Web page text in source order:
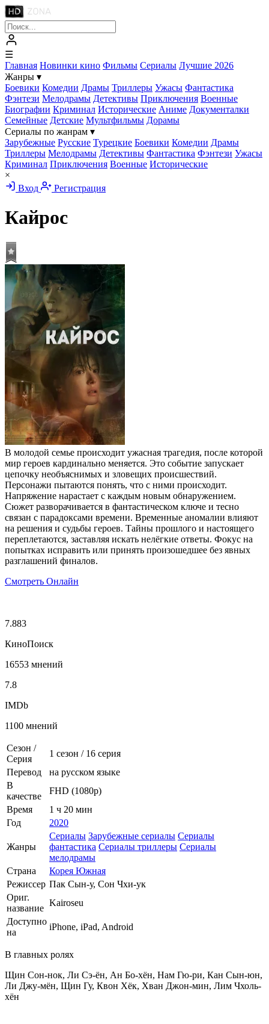
☰
Главная Новинки кино Фильмы Сериалы Лучшие 2026
Жанры ▾
Боевики Комедии Драмы Триллеры Ужасы Фантастика
Фэнтези Мелодрамы Детективы Приключения Военные
Биографии Криминал Исторические Аниме Документалки
Семейные Детские Мультфильмы Дорамы
Сериалы по жанрам ▾
Зарубежные Русские Турецкие Боевики Комедии Драмы
Триллеры Мелодрамы Детективы Фантастика Фэнтези Ужасы
Криминал Приключения Военные Исторические
×
Вход
Регистрация
Кайрос
В молодой семье происходит ужасная трагедия, после которой
мир героев кардинально меняется. Это событие запускает
цепочку необъяснимых и зловещих происшествий.
Персонажи пытаются понять, что с ними происходит.
Напряжение нарастает с каждым новым обнаружением.
Сюжет разворачивается в фантастическом ключе и тесно
связан с парадоксами времени. Временные аномалии влияют
на решения и судьбы героев. Тайны прошлого и настоящего
переплетаются, заставляя искать нелёгкие ответы. Фокус на
попытках исправить или принять произошедшее без явных
разглашений финалов.
Смотреть Онлайн
7.883
КиноПоиск
16553 мнений
7.8
IMDb
1100 мнений
Сезон /
Серия
1 сезон / 16 серия
Перевод
на русском языке
В
качестве
FHD (1080p)
Время
1 ч 20 мин
Год
2020
Жанры
Сериалы Зарубежные сериалы Сериалы
фантастика Сериалы триллеры Сериалы
мелодрамы
Страна
Корея Южная
Режиссер Пак Сын-у, Сон Чхи-ук
Ориг.
название
Kairoseu
Доступно
на
iPhone, iPad, Android
В главных ролях
Щин Сон-нок, Ли Сэ-ён, Ан Бо-хён, Нам Гю-ри, Кан Сын-юн,
Ли Джу-мён, Щин Гу, Квон Хёк, Хван Джон-мин, Лим Чхоль-
хён